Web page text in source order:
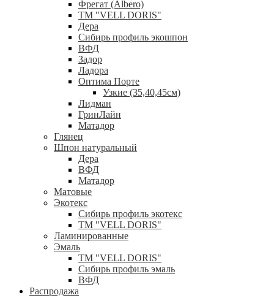
Фрегат (Albero)
ТМ "VELL DORIS"
Дера
Сибирь профиль экошпон
ВФД
Задор
Ладора
Оптима Порте
Узкие (35,40,45см)
Лидман
ГринЛайн
Матадор
Глянец
Шпон натуральный
Дера
ВФД
Матадор
Матовые
Экотекс
Сибирь профиль экотекс
ТМ "VELL DORIS"
Ламинированные
Эмаль
ТМ "VELL DORIS"
Сибирь профиль эмаль
ВФД
Распродажа